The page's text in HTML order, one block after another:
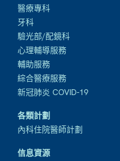
醫療專科
牙科
驗光部/配鏡科
心理輔導服務
輔助服務
綜合醫療服務
新冠肺炎 COVID-19
各類計劃
內科住院醫師計劃
信息資源